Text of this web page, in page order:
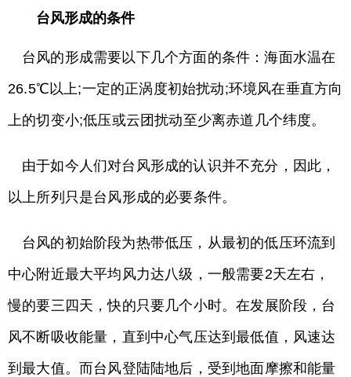
台风形成的条件
台风的形成需要以下几个方面的条件：海面水温在
26.5℃以上;一定的正涡度初始扰动;环境风在垂直方向
上的切变小;低压或云团扰动至少离赤道几个纬度。
由于如今人们对台风形成的认识并不充分，因此，
以上所列只是台风形成的必要条件。
台风的初始阶段为热带低压，从最初的低压环流到
中心附近最大平均风力达八级，一般需要2天左右，
慢的要三四天，快的只要几个小时。在发展阶段，台
风不断吸收能量，直到中心气压达到最低值，风速达
到最大值。而台风登陆陆地后，受到地面摩擦和能量